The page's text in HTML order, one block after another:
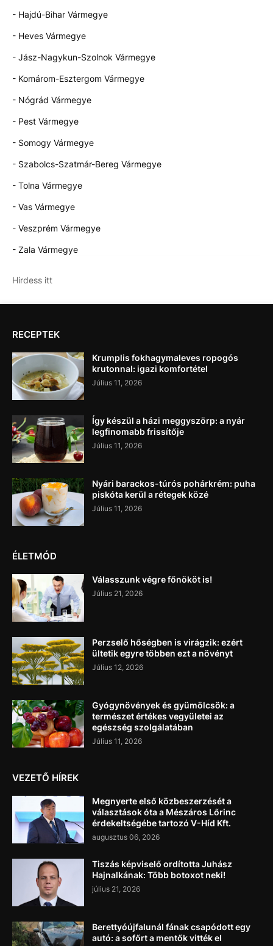
- Hajdú-Bihar Vármegye
- Heves Vármegye
- Jász-Nagykun-Szolnok Vármegye
- Komárom-Esztergom Vármegye
- Nógrád Vármegye
- Pest Vármegye
- Somogy Vármegye
- Szabolcs-Szatmár-Bereg Vármegye
- Tolna Vármegye
- Vas Vármegye
- Veszprém Vármegye
- Zala Vármegye
Hirdess itt
RECEPTEK
Krumplis fokhagymaleves ropogós
krutonnal: igazi komfortétel
Július 11, 2026
Így készül a házi meggyszörp: a nyár
legfinomabb frissítője
Július 11, 2026
Nyári barackos-túrós pohárkrém: puha
piskóta kerül a rétegek közé
Július 11, 2026
ÉLETMÓD
Válasszunk végre főnököt is!
Július 21, 2026
Perzselő hőségben is virágzik: ezért
ültetik egyre többen ezt a növényt
Július 12, 2026
Gyógynövények és gyümölcsök: a
természet értékes vegyületei az
egészség szolgálatában
Július 11, 2026
VEZETŐ HÍREK
Megnyerte első közbeszerzését a
választások óta a Mészáros Lőrinc
érdekeltségébe tartozó V-Híd Kft.
augusztus 06, 2026
Tiszás képviselő ordította Juhász
Hajnalkának: Több botoxot neki!
július 21, 2026
Berettyóújfalunál fának csapódott egy
autó: a sofőrt a mentők vitték el